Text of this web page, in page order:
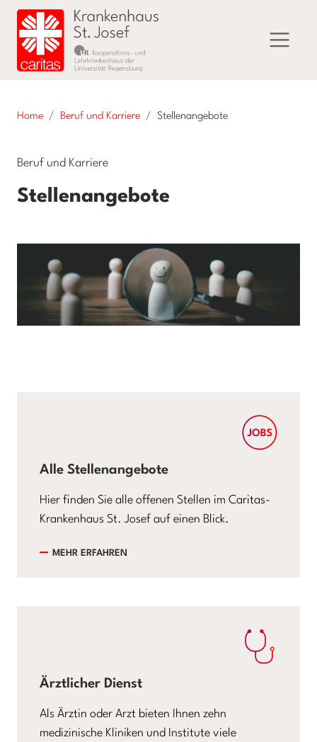
Home Beruf und Karriere Stellenangebote
Beruf und Karriere
Stellenangebote
Alle Stellenangebote
Hier finden Sie alle offenen Stellen im Caritas-
Krankenhaus St. Josef auf einen Blick.
MEHR ERFAHREN
Ärztlicher Dienst
Als Ärztin oder Arzt bieten Ihnen zehn
medizinische Kliniken und Institute viele